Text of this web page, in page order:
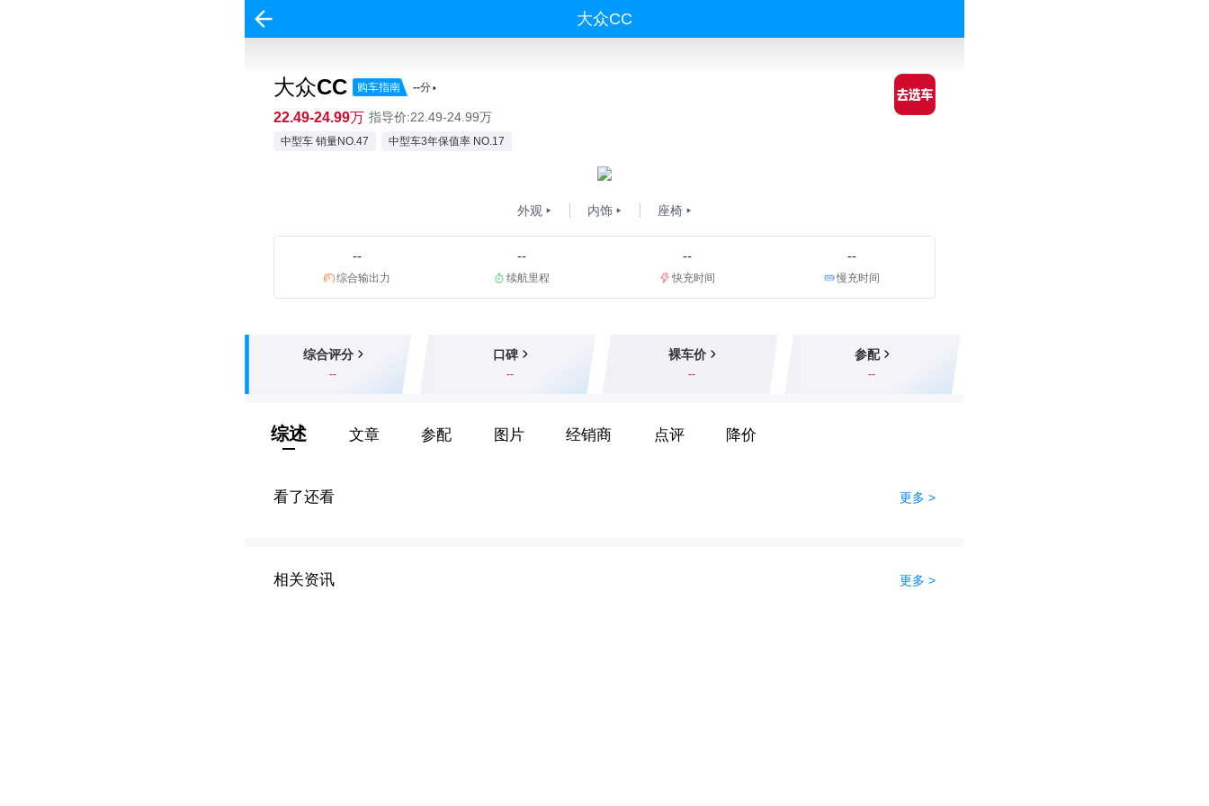
大众CC
大众CC 购车指南 --分
22.49-24.99万 指导价:22.49-24.99万
中型车 销量NO.47 中型车3年保值率 NO.17
外观 内饰 座椅
--
综合输出力
--
续航里程
--
快充时间
--
慢充时间
综合评分
--
口碑
--
裸车价
--
参配
--
综述 文章 参配 图片 经销商 点评 降价
看了还看 更多 >
相关资讯 更多 >